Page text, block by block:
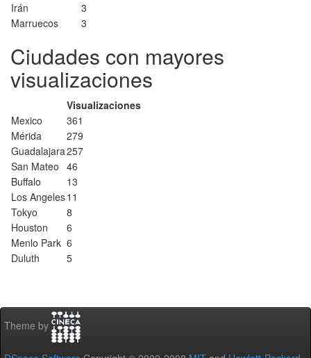
Irán
3
Marruecos
3
Ciudades con mayores
visualizaciones
Visualizaciones
Mexico
361
Mérida
279
Guadalajara257
San Mateo 46
Buffalo
13
Los Angeles11
Tokyo
8
Houston
6
Menlo Park 6
Duluth
5
Theme by